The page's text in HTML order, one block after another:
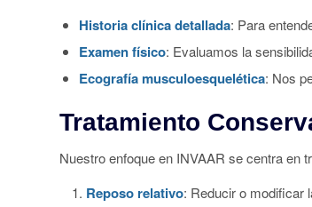
Historia clínica detallada: Para
Examen físico: Evaluamos la
Ecografía musculoesquelética: Nos
Tratamiento
Nuestro enfoque en INVAAR se centra en
Reposo relativo: Reducir o modificar